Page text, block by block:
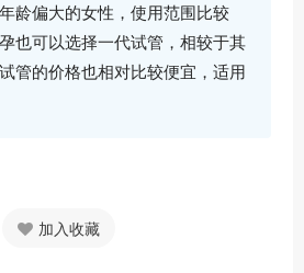
龄偏大的女性，使用范围比较
也可以选择一代试管，相较于其
管的价格也相对比较便宜，适用
加入收藏